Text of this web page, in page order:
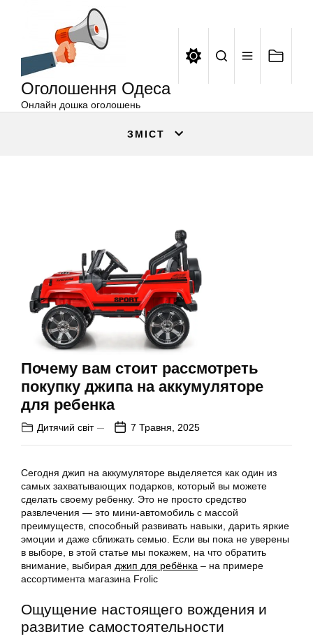
Оголошення Одеса
Онлайн дошка оголошень
ЗМІСТ
Почему вам стоит рассмотреть
покупку джипа на аккумуляторе
для ребенка
Дитячий світ 7 Травня, 2025
Сегодня джип на аккумуляторе выделяется как один из
самых захватывающих подарков, который вы можете
сделать своему ребенку. Это не просто средство
развлечения — это мини-автомобиль с массой
преимуществ, способный развивать навыки, дарить яркие
эмоции и даже сближать семью. Если вы пока не уверены
в выборе, в этой статье мы покажем, на что обратить
внимание, выбирая джип для ребёнка – на примере
ассортимента магазина Frolic
Ощущение настоящего вождения и
развитие самостоятельности